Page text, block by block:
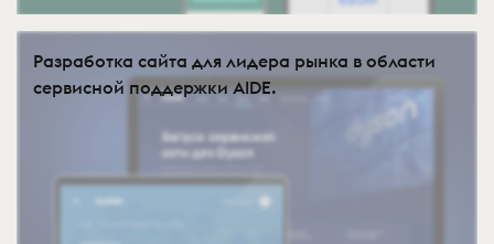
Разработка сайта для лидера рынка в области
сервисной поддержки AIDE.